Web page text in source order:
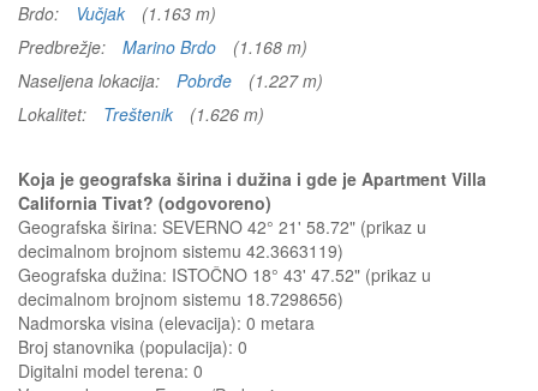
Brdo:
Vučjak
(1.163 m)
Predbrežje:
Marino Brdo
(1.168 m)
Naseljena lokacija:
Pobrđe
(1.227 m)
Lokalitet:
Treštenik (1.626 m)
Koja je geografska širina i dužina i gde je Apartment Villa
California Tivat? (odgovoreno)
Geografska širina: SEVERNO 42° 21' 58.72" (prikaz u
decimalnom brojnom sistemu 42.3663119)
Geografska dužina: ISTOČNO 18° 43' 47.52" (prikaz u
decimalnom brojnom sistemu 18.7298656)
Nadmorska visina (elevacija): 0 metara
Broj stanovnika (populacija): 0
Digitalni model terena: 0